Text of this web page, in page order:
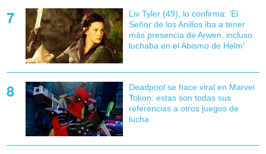
Liv Tyler (49), lo confirma: 'El
Señor de los Anillos iba a tener
más presencia de Arwen, incluso
luchaba en el Abismo de Helm'
Deadpool se hace viral en Marvel
Tokon: estas son todas sus
referencias a otros juegos de
lucha